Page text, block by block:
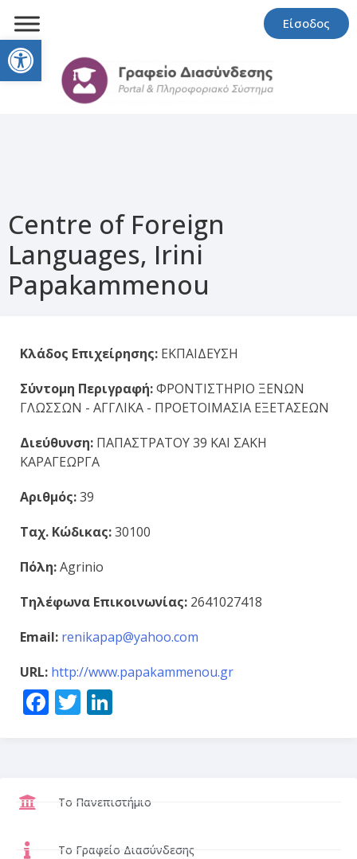
Open toolbar
Είσοδος
Centre of Foreign
Languages, Irini
Papakammenou
Κλάδος Επιχείρησης: ΕΚΠΑΙΔΕΥΣΗ
Σύντομη Περιγραφή:ΦΡΟΝΤΙΣΤΗΡΙΟ ΞΕΝΩΝ
ΓΛΩΣΣΩΝ - ΑΓΓΛΙΚΑ - ΠΡΟΕΤΟΙΜΑΣΙΑ ΕΞΕΤΑΣΕΩΝ
Διεύθυνση: ΠΑΠΑΣΤΡΑΤΟΥ 39 ΚΑΙ ΣΑΚΗ
ΚΑΡΑΓΕΩΡΓΑ
Αριθμός:39
Ταχ. Κώδικας:30100
Πόλη:Agrinio
Τηλέφωνα Επικοινωνίας: 2641027418
Email: renikapap@yahoo.com
URL: http://www.papakammenou.gr
Facebook
Twitter
Το Πανεπιστήμιο
Το Γραφείο Διασύνδεσης